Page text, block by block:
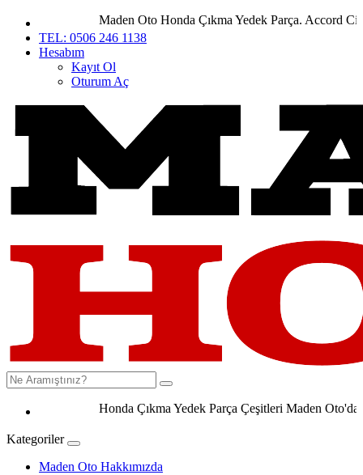
Maden Oto Honda Çıkma Yedek Parça. Accord City
TEL: 0506 246 1138
Hesabım
Kayıt Ol
Oturum Aç
Honda Çıkma Yedek Parça Çeşitleri Maden Oto'da
Kategoriler
Maden Oto Hakkımızda